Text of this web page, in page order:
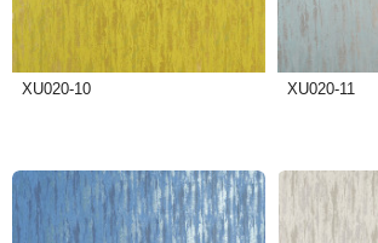
XU020-10 XU020-11